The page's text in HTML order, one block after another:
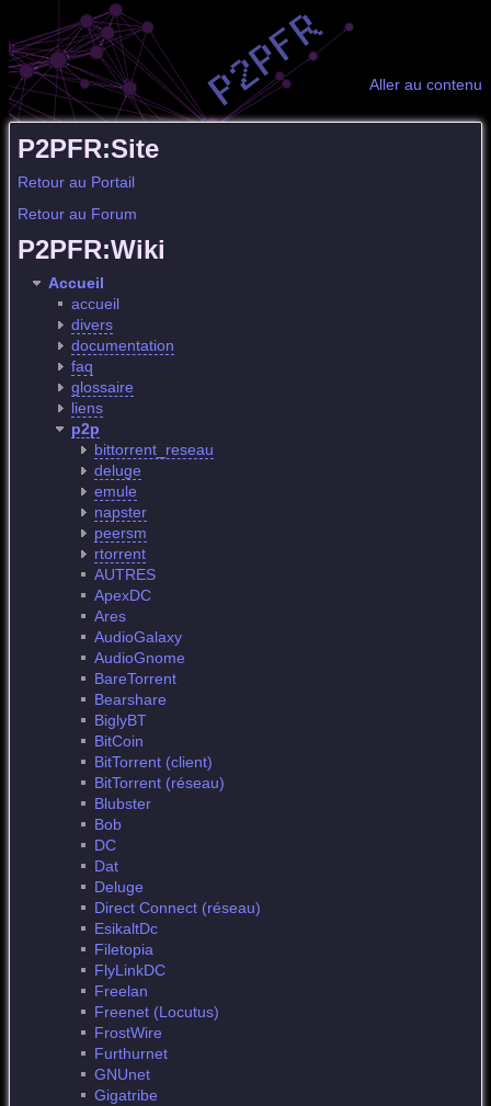
Aller au contenu
P2PFR:Site
Retour au Portail
Retour au Forum
P2PFR:Wiki
Accueil
accueil
divers
documentation
faq
glossaire
liens
p2p
bittorrent_reseau
deluge
emule
napster
peersm
rtorrent
AUTRES
ApexDC
Ares
AudioGalaxy
AudioGnome
BareTorrent
Bearshare
BiglyBT
BitCoin
BitTorrent (client)
BitTorrent (réseau)
Blubster
Bob
DC
Dat
Deluge
Direct Connect (réseau)
EsikaltDc
Filetopia
FlyLinkDC
Freelan
Freenet (Locutus)
FrostWire
Furthurnet
GNUnet
Gigatribe